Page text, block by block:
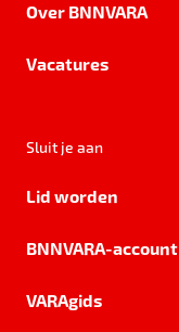
Over BNNVARA
Vacatures
Sluit je aan
Lid worden
BNNVARA-account
VARAgids